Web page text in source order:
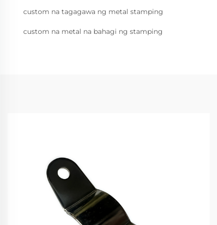
custom na tagagawa ng metal stamping
custom na metal na bahagi ng stamping